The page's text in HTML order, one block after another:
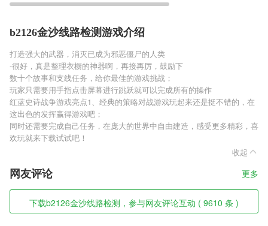
b2126金沙线路检测游戏介绍
打造强大的武器，消灭已成为邪恶僵尸的人类
-很好，真是整理衣橱的神器啊，再接再厉，鼓励下
数十个故事和支线任务，给你最佳的游戏挑战；
玩家只需要用手指点击屏幕进行跳跃就可以完成所有的操作
红蓝史诗战争游戏亮点1、经典的策略对战游戏玩起来还是挺不错的，在
这出色的发挥赢得游戏吧；
同时还需要完成自己任务，在庞大的世界中自由建造，感受更多精彩，喜
欢玩就来下载试试吧！
收起
网友评论 更多
下载b2126金沙线路检测，参与网友评论互动 ( 9610 条 )